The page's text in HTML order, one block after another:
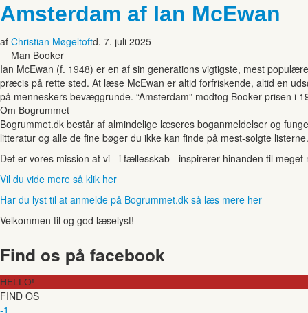
Amsterdam af Ian McEwan
af Christian Møgeltoftd. 7. juli 2025
Man Booker
Ian McEwan (f. 1948) er en af sin generations vigtigste, mest
præcis på rette sted. At læse McEwan er altid forfriskende, altid en
på menneskers bevæggrunde. “Amsterdam” modtog Booker-prisen i
Om Bogrummet
Bogrummet.dk består af almindelige læseres boganmeldelser og
litteratur og alle de fine bøger du ikke kan finde på mest-solgte listerne.
Det er vores mission at vi - i fællesskab - inspirerer hinanden til
Vil du vide mere så klik her
Har du lyst til at anmelde på Bogrummet.dk så læs mere her
Velkommen til og god læselyst!
Find os på facebook
HELLO!
FIND OS
-1